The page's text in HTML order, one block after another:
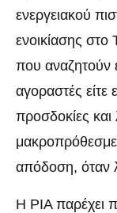
ενεργειακού
ενοικίασης
που αναζητούν
αγοραστές είτε
προσδοκίες
απόδοση, όταν
Η PIA παρέχει